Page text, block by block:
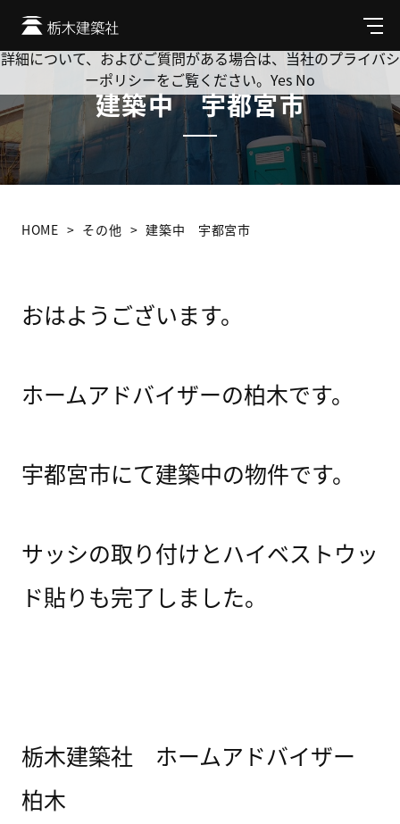
メ
ニ
ュ
建築中 宇都宮市
HOME その他 建築中 宇都宮市
おはようございます。
ホームアドバイザーの柏木です。
宇都宮市にて建築中の物件です。
サッシの取り付けとハイベストウッ
ド貼りも完了しました。
栃木建築社 ホームアドバイザー
柏木
Cookie を使用して、お客様の活動を追跡してもよろしいです
か? 当社ではお客様のプライバシーを極めて重視しています。
詳細について、およびご質問がある場合は、当社のプライバシ
ーポリシーをご覧ください。 Yes No